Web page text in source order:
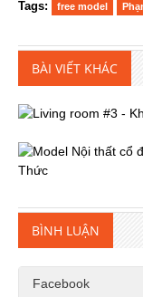
Tags: free model
BÀI VIẾT KHÁC
BÌNH LUẬN
Facebook